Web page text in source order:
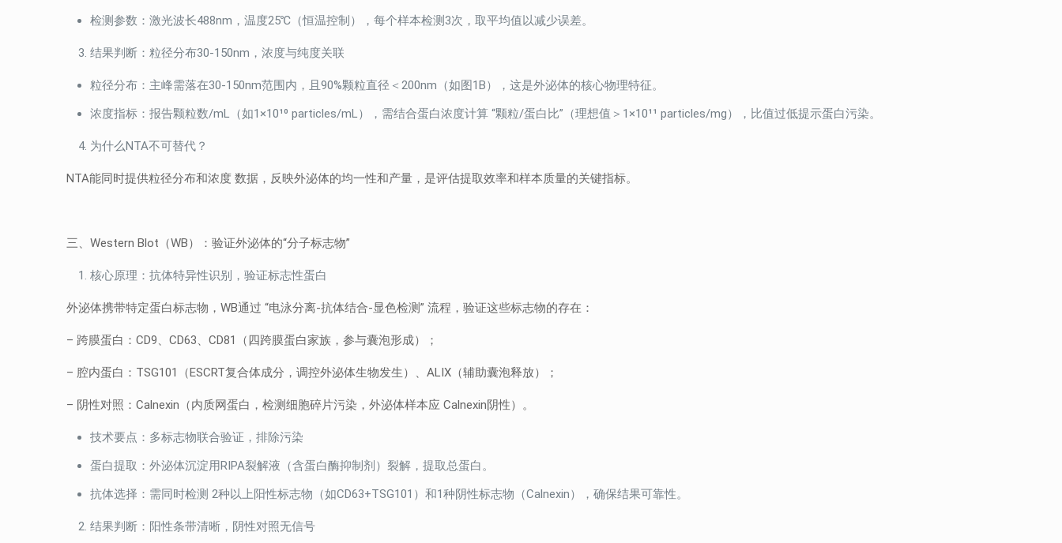
检测参数：激光波长488nm，温度25℃（恒温控制），每个样本检测3次，取平均值以减少误差。
结果判断：粒径分布30-150nm，浓度与纯度关联
粒径分布：主峰需落在30-150nm范围内，且90%颗粒直径＜200nm（如图1B），这是外泌体的核心物理特征。
浓度指标：报告颗粒数/mL（如1×10¹⁰ particles/mL），需结合蛋白浓度计算 “颗粒/蛋白比”（理想值＞1×10¹¹ particles/mg），比值过低提示蛋白污染。
为什么NTA不可替代？
NTA能同时提供粒径分布和浓度 数据，反映外泌体的均一性和产量，是评估提取效率和样本质量的关键指标。
三、Western Blot（WB）：验证外泌体的“分子标志物”
核心原理：抗体特异性识别，验证标志性蛋白
外泌体携带特定蛋白标志物，WB通过 “电泳分离-抗体结合-显色检测” 流程，验证这些标志物的存在：
– 跨膜蛋白：CD9、CD63、CD81（四跨膜蛋白家族，参与囊泡形成）；
– 腔内蛋白：TSG101（ESCRT复合体成分，调控外泌体生物发生）、ALIX（辅助囊泡释放）；
– 阴性对照：Calnexin（内质网蛋白，检测细胞碎片污染，外泌体样本应 Calnexin阴性）。
技术要点：多标志物联合验证，排除污染
蛋白提取：外泌体沉淀用RIPA裂解液（含蛋白酶抑制剂）裂解，提取总蛋白。
抗体选择：需同时检测 2种以上阳性标志物（如CD63+TSG101）和1种阴性标志物（Calnexin），确保结果可靠性。
结果判断：阳性条带清晰，阴性对照无信号